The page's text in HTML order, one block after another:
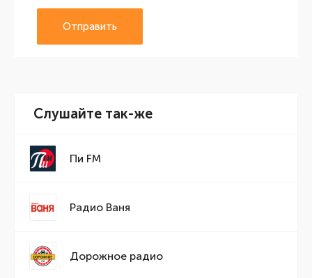
Отправить
Слушайте так-же
Пи FM
Радио Ваня
Дорожное радио